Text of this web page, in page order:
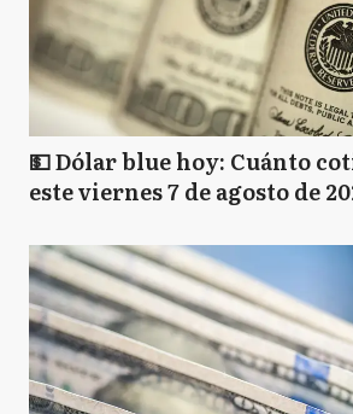
💵 Dólar blue hoy: Cuánto
este viernes 7 de agosto de